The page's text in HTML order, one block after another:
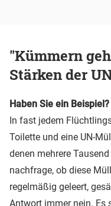
"Kümmern
Stärken der
Haben Sie ein Beispiel?
In fast jedem
Toilette und eine UN-
denen mehrere
nachfrage, ob diese
regelmäßig geleert,
Antwort immer nein. Es